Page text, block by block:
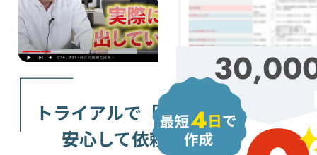
トライアルで「実績」が見えて
安心して依頼できました